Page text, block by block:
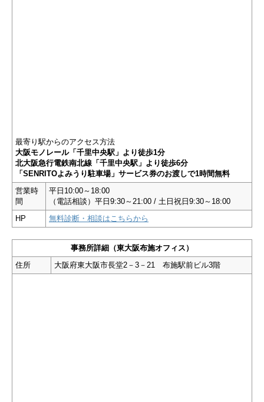
最寄り駅からのアクセス方法
大阪モノレール「千里中央駅」より徒歩1分
北大阪急行電鉄南北線「千里中央駅」より徒歩6分
「SENRITOよみうり駐車場」サービス券のお渡しで1時間無料
営業時
間
平日10:00～18:00
（電話相談）平日9:30～21:00 / 土日祝日9:30～18:00
HP
無料診断・相談はこちらから
事務所詳細（東大阪布施オフィス）
住所
大阪府東大阪市長堂2－3－21 布施駅前ビル3階